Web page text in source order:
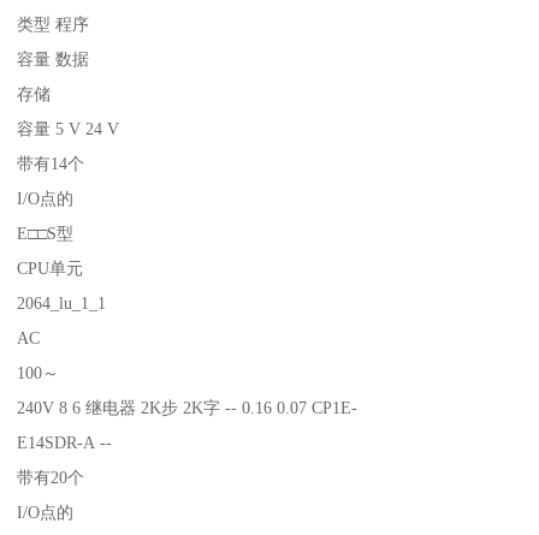
类型 程序
容量 数据
存储
容量 5 V 24 V
带有14个
I/O点的
E□□S型
CPU单元
2064_lu_1_1
AC
100～
240V 8 6 继电器 2K步 2K字 -- 0.16 0.07 CP1E-
E14SDR-A --
带有20个
I/O点的